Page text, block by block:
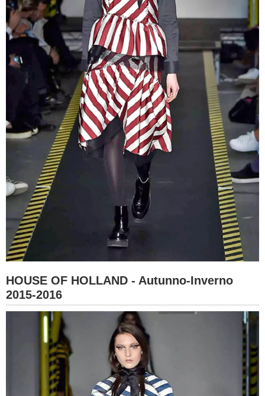
HOUSE OF HOLLAND - Autunno-Inverno
2015-2016